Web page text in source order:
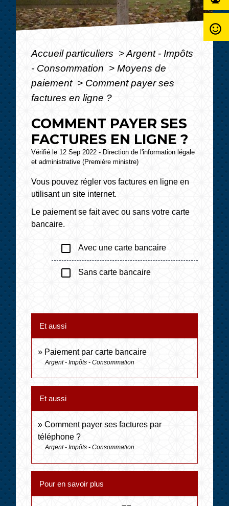
Accueil particuliers >Argent - Impôts
- Consommation > Moyens de
paiement > Comment payer ses
factures en ligne ?
COMMENT PAYER SES
FACTURES EN LIGNE ?
Vérifié le 12 Sep 2022 - Direction de l'information légale
et administrative (Première ministre)
Vous pouvez régler vos factures en ligne en
utilisant un site internet.
Le paiement se fait avec ou sans votre carte
bancaire.
check_box_outline_blank Avec une carte bancaire
check_box_outline_blank Sans carte bancaire
Et aussi
Paiement par carte bancaire
Argent - Impôts - Consommation
Et aussi
Comment payer ses factures par
téléphone ?
Argent - Impôts - Consommation
Pour en savoir plus
sentiment_satisfied_alt